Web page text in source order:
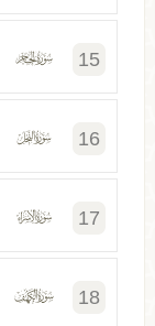
15
16
17
18